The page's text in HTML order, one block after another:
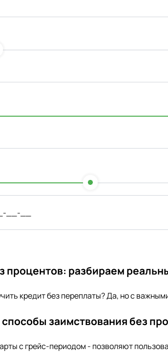
процентов: разбираем
кредит без переплаты? Да, но с
заимствования без
с грейс-периодом - позволяют